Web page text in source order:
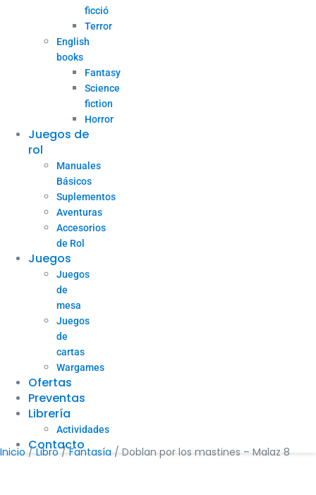
ficció
Terror
English
books
Fantasy
Science
fiction
Horror
Juegos de
rol
Manuales
Básicos
Suplementos
Aventuras
Accesorios
de Rol
Juegos
Juegos
de
mesa
Juegos
de
cartas
Wargames
Ofertas
Preventas
Librería
Actividades
Contacto
Inicio /Libro/Fantasía / Doblan por los mastines – Malaz 8